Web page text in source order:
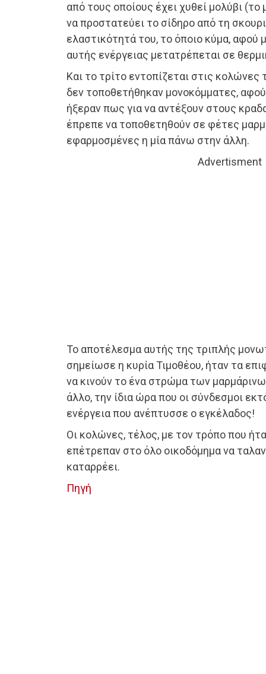
από τους οποίους έχει χυθεί μολύβι (το
να προστατεύει το σίδηρο από τη
ελαστικότητά του, το όποιο κύμα, αφού
αυτής ενέργειας μετατρέπεται σε
Και το τρίτο εντοπίζεται στις κολώνες
δεν τοποθετήθηκαν μονοκόμματες, αφού
ήξεραν πως για να αντέξουν στους
έπρεπε να τοποθετηθούν σε φέτες
εφαρμοσμένες η μία πάνω στην άλλη.
Advertisment
Το αποτέλεσμα αυτής της τριπλής
σημείωσε η κυρία Τιμοθέου, ήταν τα
να κινούν το ένα στρώμα των
άλλο, την ίδια ώρα που οι σύνδεσμοι
ενέργεια που ανέπτυσσε ο εγκέλαδος!
Οι κολώνες, τέλος, με τον τρόπο που
επέτρεπαν στο όλο οικοδόμημα να
καταρρέει.
Πηγή